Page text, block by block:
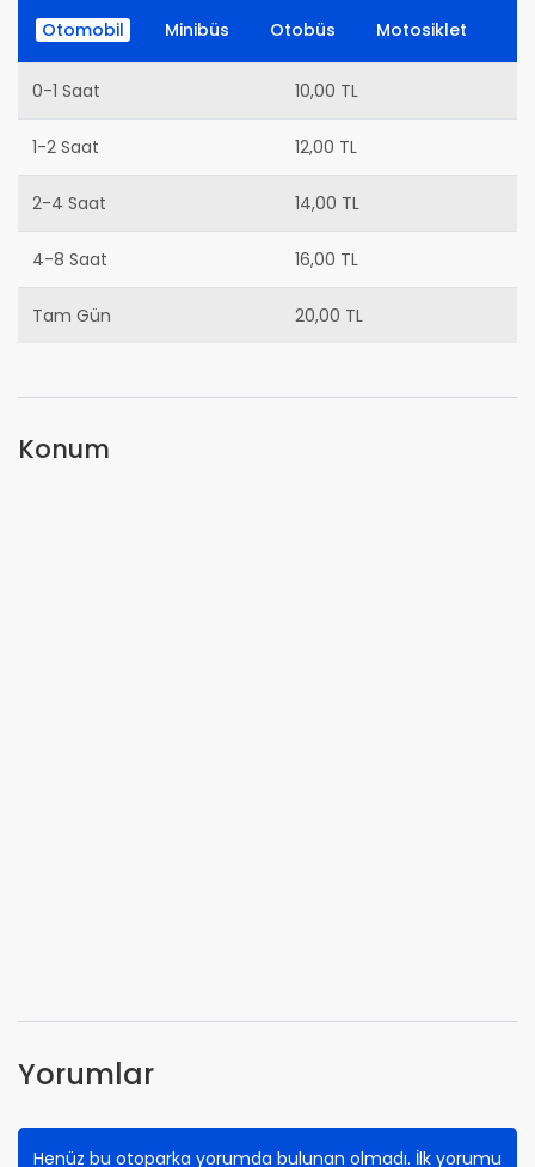
Otomobil Minibüs Otobüs Motosiklet
0-1 Saat 10,00 TL
1-2 Saat 12,00 TL
2-4 Saat 14,00 TL
4-8 Saat 16,00 TL
Tam Gün 20,00 TL
Konum
Yorumlar
Henüz bu otoparka yorumda bulunan olmadı. İlk yorumu